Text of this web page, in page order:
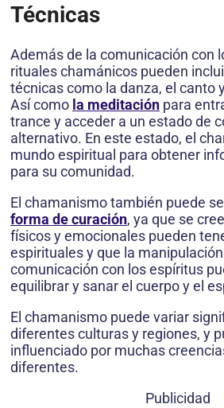
Técnicas
Además de la comunicación con
rituales chamánicos pueden
técnicas como la danza, el canto
Así como la meditación para
trance y acceder a un estado de
alternativo. En este estado, el
mundo espiritual para obtener
para su comunidad.
El chamanismo también puede
forma de curación, ya que se
físicos y emocionales pueden
espirituales y que la
comunicación con los espíritus
equilibrar y sanar el cuerpo y el
El chamanismo puede variar
diferentes culturas y regiones, y
influenciado por muchas
diferentes.
Publicidad